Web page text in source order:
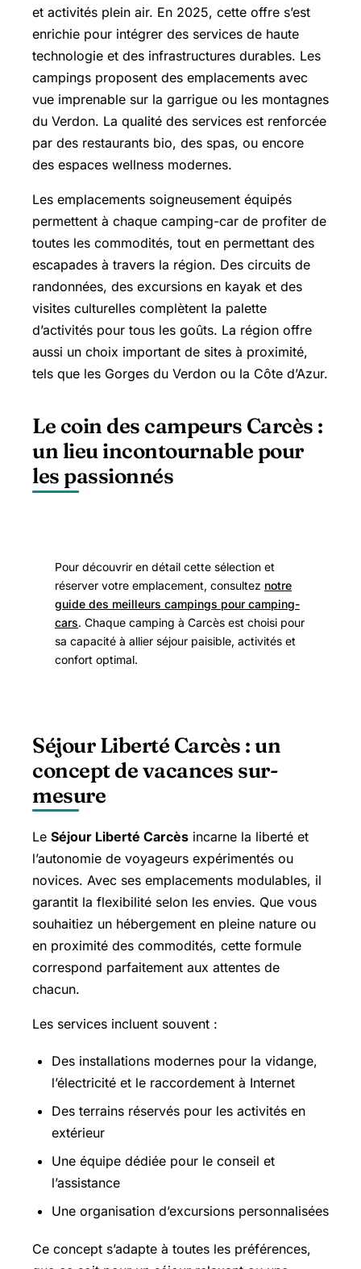
et activités plein air. En 2025, cette offre s’est
enrichie pour intégrer des services de haute
technologie et des infrastructures durables. Les
campings proposent des emplacements avec
vue imprenable sur la garrigue ou les montagnes
du Verdon. La qualité des services est renforcée
par des restaurants bio, des spas, ou encore
des espaces wellness modernes.
Les emplacements soigneusement équipés
permettent à chaque camping-car de profiter de
toutes les commodités, tout en permettant des
escapades à travers la région. Des circuits de
randonnées, des excursions en kayak et des
visites culturelles complètent la palette
d’activités pour tous les goûts. La région offre
aussi un choix important de sites à proximité,
tels que les Gorges du Verdon ou la Côte d’Azur.
Le coin des campeurs Carcès :
un lieu incontournable pour
les passionnés
Pour découvrir en détail cette sélection et
réserver votre emplacement, consultez notre
guide des meilleurs campings pour camping-
cars. Chaque camping à Carcès est choisi pour
sa capacité à allier séjour paisible, activités et
confort optimal.
Séjour Liberté Carcès : un
concept de vacances sur-
mesure
Le Séjour Liberté Carcès incarne la liberté et
l’autonomie de voyageurs expérimentés ou
novices. Avec ses emplacements modulables, il
garantit la flexibilité selon les envies. Que vous
souhaitiez un hébergement en pleine nature ou
en proximité des commodités, cette formule
correspond parfaitement aux attentes de
chacun.
Les services incluent souvent :
Des installations modernes pour la vidange,
l’électricité et le raccordement à Internet
Des terrains réservés pour les activités en
extérieur
Une équipe dédiée pour le conseil et
l’assistance
Une organisation d’excursions personnalisées
Ce concept s’adapte à toutes les préférences,